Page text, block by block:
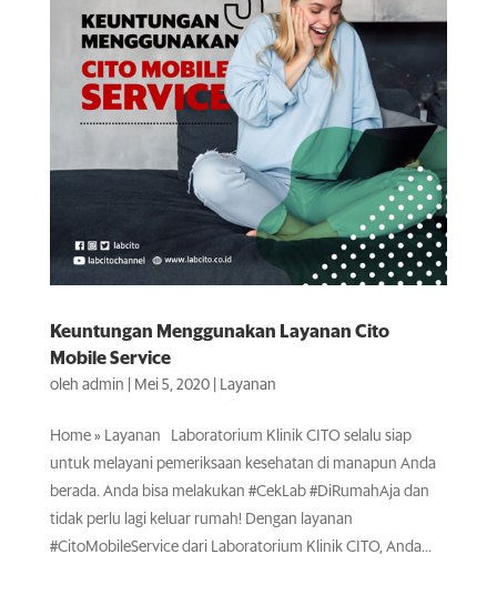
Keuntungan Menggunakan Layanan Cito
Mobile Service
oleh admin Mei 5, 2020| Layanan
Home » Layanan Laboratorium Klinik CITO selalu siap
untuk melayani pemeriksaan kesehatan di manapun Anda
berada. Anda bisa melakukan #CekLab #DiRumahAja dan
tidak perlu lagi keluar rumah! Dengan layanan
#CitoMobileService dari Laboratorium Klinik CITO, Anda...